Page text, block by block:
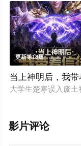
更新第18集
当上神明后，我
大学生楚寒误入废
影片评论